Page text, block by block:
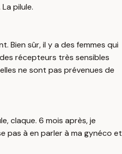
pilule.
Bien sûr, il y a des femmes qui
récepteurs très sensibles
ne sont pas prévenues de
claque. 6 mois après, je
pas à en parler à ma gynéco et